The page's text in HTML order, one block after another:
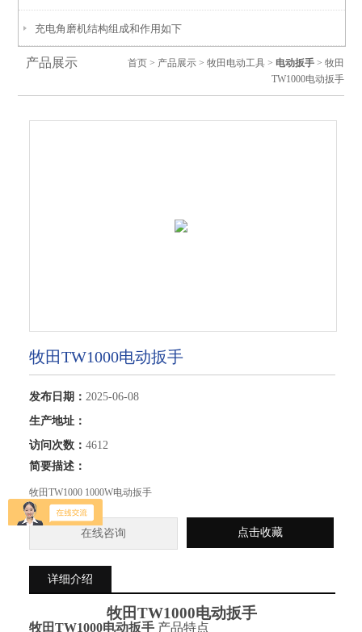
充电角磨机结构组成和作用如下
产品展示 首页> 产品展示> 牧田电动工具> 电动扳手> 牧田
TW1000电动扳手
牧田TW1000电动扳手
发布日期： 2025-06-08
生产地址：
访问次数： 4612
简要描述：
牧田TW1000 1000W电动扳手
在线咨询 点击收藏
详细介绍
牧田TW1000电动扳手
牧田TW1000电动扳手 产品特点